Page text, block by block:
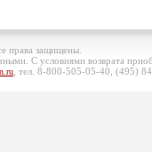
права защищены.
С условиями возврата
, тел. 8-800-505-05-40, (495)